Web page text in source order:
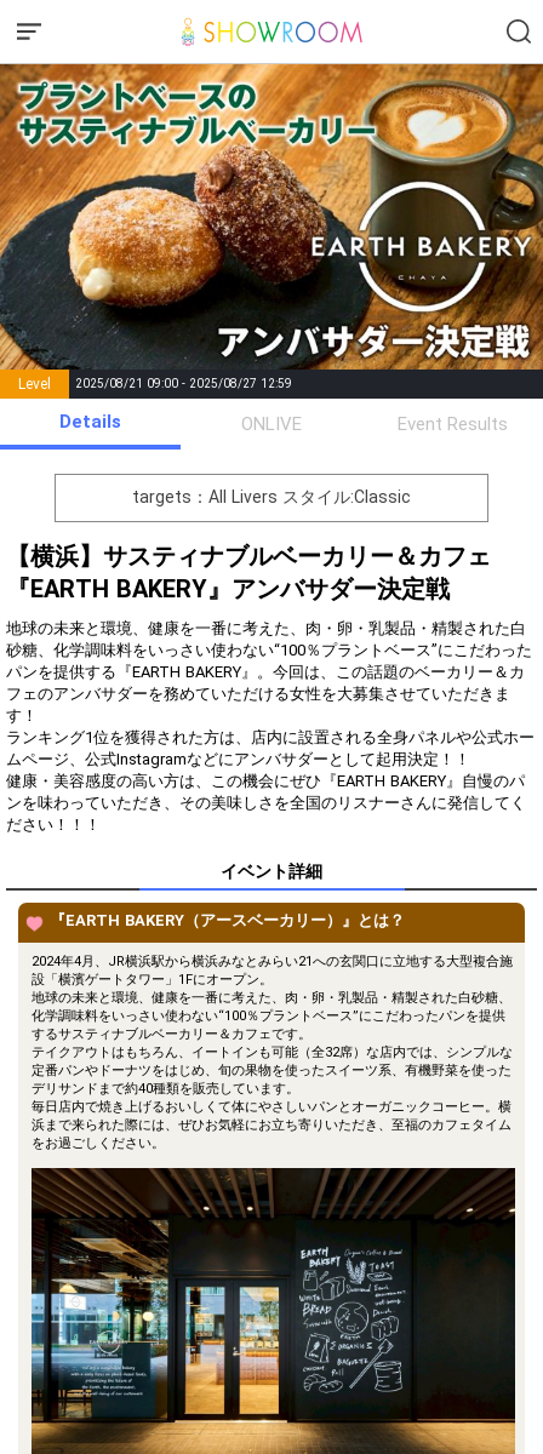
Level 2025/08/21 09:00 - 2025/08/27 12:59
Points List of Goal
number of
positions
Rema
0 Event Begins!
オリジナルアバター制作権獲
得！
Gifting
Throw gifts to the stage and join
the live performance.
First, try throwing free Stars
(once a day)! You can also charge
Show Gold to purchase gifts
(available from 1 JPY)! When you
continue to send gifts to the
performer(s), the performer's
popularity ranking and your
ranking go up.
To send performers paid items,
you must use Show Gold.
Comments
You can post comments. Please
refrain from posting comments
that may offend performers or
other users.
Close
Details ONLIVE Event Results
targets：All Livers スタイル:Classic
【横浜】サスティナブルベーカリー＆カフェ
『EARTH BAKERY』アンバサダー決定戦
地球の未来と環境、健康を一番に考えた、肉・卵・乳製品・精製された白
砂糖、化学調味料をいっさい使わない“100％プラントベース”にこだわった
パンを提供する『EARTH BAKERY』。今回は、この話題のベーカリー＆カ
フェのアンバサダーを務めていただける女性を大募集させていただきま
す！
ランキング1位を獲得された方は、店内に設置される全身パネルや公式ホー
ムページ、公式Instagramなどにアンバサダーとして起用決定！！
健康・美容感度の高い方は、この機会にぜひ『EARTH BAKERY』自慢のパ
ンを味わっていただき、その美味しさを全国のリスナーさんに発信してく
ださい！！！
イベント詳細
『EARTH BAKERY（アースベーカリー）』とは？
2024年4月、JR横浜駅から横浜みなとみらい21への玄関口に立地する大型複合施
設「横濱ゲートタワー」1Fにオープン。
地球の未来と環境、健康を一番に考えた、肉・卵・乳製品・精製された白砂糖、
化学調味料をいっさい使わない“100％プラントベース”にこだわったパンを提供
するサスティナブルベーカリー＆カフェです。
テイクアウトはもちろん、イートインも可能（全32席）な店内では、シンプルな
定番パンやドーナツをはじめ、旬の果物を使ったスイーツ系、有機野菜を使った
デリサンドまで約40種類を販売しています。
毎日店内で焼き上げるおいしくて体にやさしいパンとオーガニックコーヒー。横
浜まで来られた際には、ぜひお気軽にお立ち寄りいただき、至福のカフェタイム
をお過ごしください。